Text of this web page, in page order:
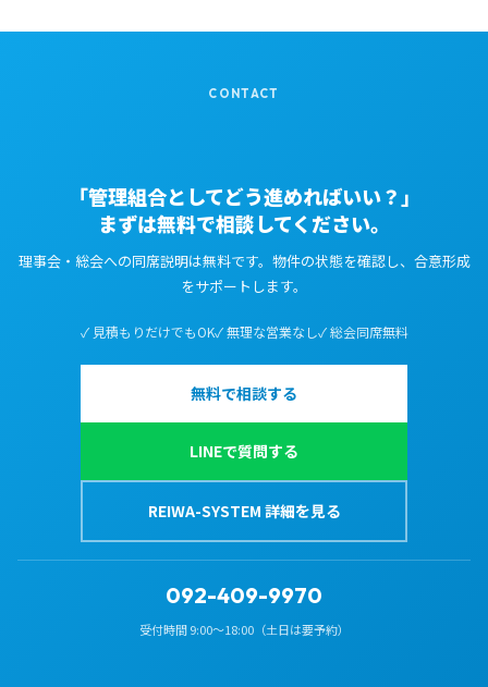
CONTACT
「管理組合としてどう進めればいい？」
まずは無料で相談してください。
理事会・総会への同席説明は無料です。物件の状態を確認し、合意形成
をサポートします。
✓ 見積もりだけでもOK✓ 無理な営業なし✓ 総会同席無料
無料で相談する
LINEで質問する
REIWA-SYSTEM 詳細を見る
092-409-9970
受付時間 9:00〜18:00（土日は要予約）